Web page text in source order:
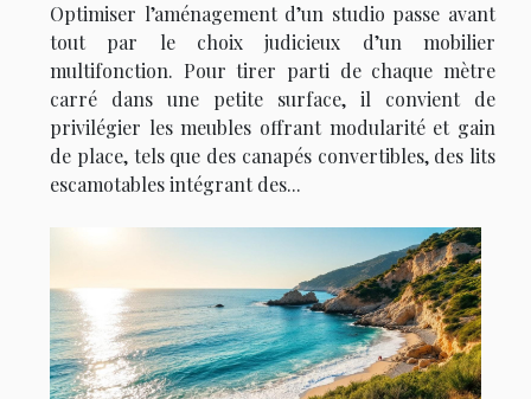
Optimiser l’aménagement d’un studio passe avant
tout par le choix judicieux d’un mobilier
multifonction. Pour tirer parti de chaque mètre
carré dans une petite surface, il convient de
privilégier les meubles offrant modularité et gain
de place, tels que des canapés convertibles, des lits
escamotables intégrant des...